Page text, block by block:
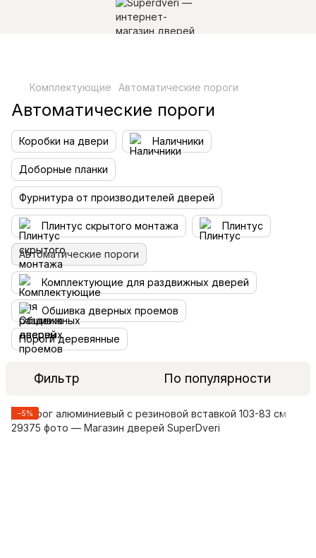
Комплектующие Автоматические пороги
Автоматические пороги
Коробки на двери Наличники
Доборные планки
Фурнитура от производителей дверей
Плинтус скрытого монтажа Плинтус
Автоматические пороги
Комплектующие для раздвижных дверей
Обшивка дверных проемов
Пороги деревянные
Фильтр По популярности
−5%